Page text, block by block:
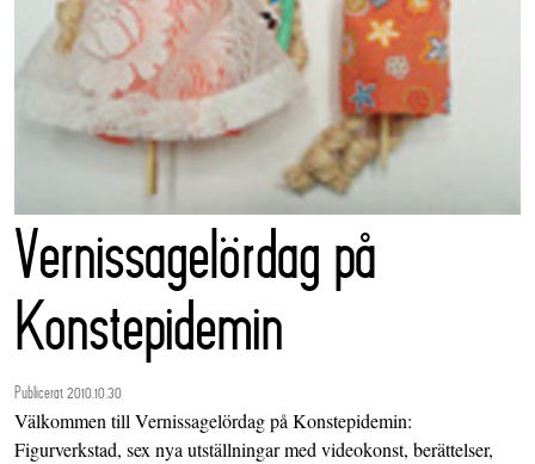
Vernissagelördag på
Konstepidemin
Publicerat 2010.10.30
Välkommen till Vernissagelördag på Konstepidemin:
Figurverkstad, sex nya utställningar med videokonst, berättelser,